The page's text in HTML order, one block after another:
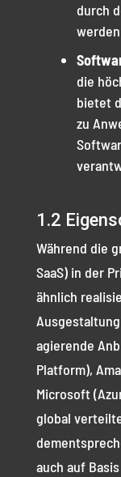
durch
werden.
die
bietet
zu
1.2
Während die
SaaS) in der
ähnlich
agierende
Platform),
Microsoft
global
auch auf